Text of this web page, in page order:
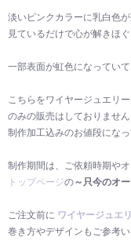
淡いピンクカラーに乳白色
見ているだけで心が解きほ
一部表面が虹色になっていて
こちらをワイヤージュエリ
のみの販売はしておりません
制作加工込みのお値段になっ
制作期間は、ご依頼時期や
トップページの～只今のオ
ご注文前に ワイヤージュエ
巻き方やデザインもご参考い